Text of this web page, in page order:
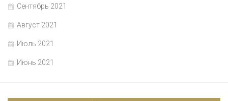
Сентябрь 2021
Август 2021
Июль 2021
Июнь 2021